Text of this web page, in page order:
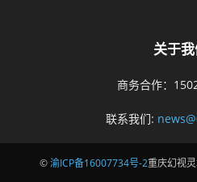
关于我
商务合作：
联系我们:
©渝ICP备16007734号-2重庆幻视